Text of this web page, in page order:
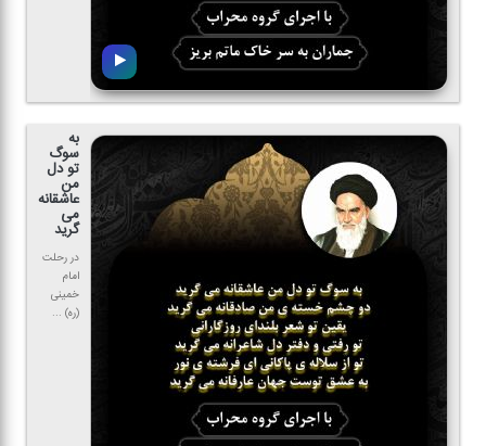
به
سوگ
تو دل
من
عاشقانه
می
گرید
در رحلت
امام
خمینی
(ره) ...